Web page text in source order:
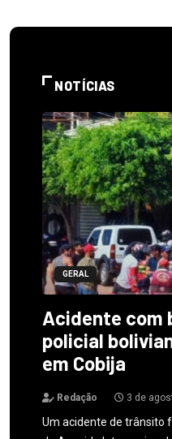
NOTÍCIAS
GERAL
Acidente com
policial
em Cobija
Redação 3 de
Um acidente de trânsito